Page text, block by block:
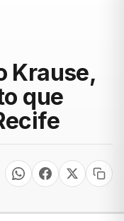
Krause,
que